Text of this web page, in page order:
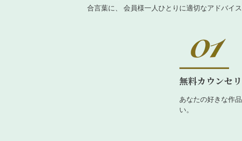
合言葉に、 会員様一人ひとりに適切なアドバイ
無料カウンセ
あなたの好きな作
い。